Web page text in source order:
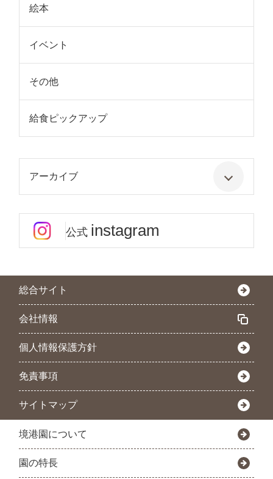
絵本
イベント
その他
給食ピックアップ
アーカイブ
公式 instagram
総合サイト
会社情報
個人情報保護方針
免責事項
サイトマップ
境港園について
園の特長